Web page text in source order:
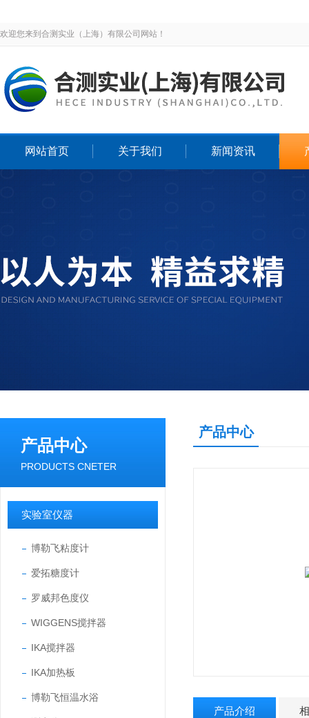
欢迎您来到合测实业（上海）有限公司网站！
网站首页 关于我们 新闻资讯
产品中心
PRODUCTS CNETER
实验室仪器
博勒飞粘度计
爱拓糖度计
罗威邦色度仪
WIGGENS搅拌器
IKA搅拌器
IKA加热板
博勒飞恒温水浴
产品中心
产品介绍